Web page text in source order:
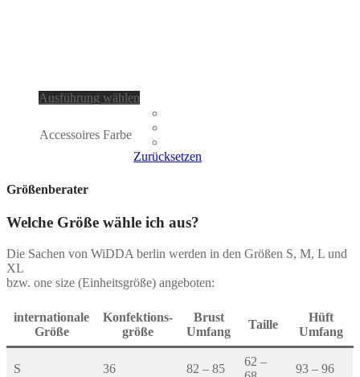
Ausführung wählen
Produkt
weist
mehrere
Varianten
auf
Produktseite
werden
Accessoires Farbe
Zurücksetzen
Größenberater
Welche Größe wähle ich aus?
Die Sachen von WiDDA berlin werden in den Größen S, M, L und
XL
bzw. one size (Einheitsgröße) angeboten:
internationale
Größe
Konfektions-
größe
Brust
Umfang
Taille
Hüft
Umfang
S 36 82 – 85
62 –
93 – 96